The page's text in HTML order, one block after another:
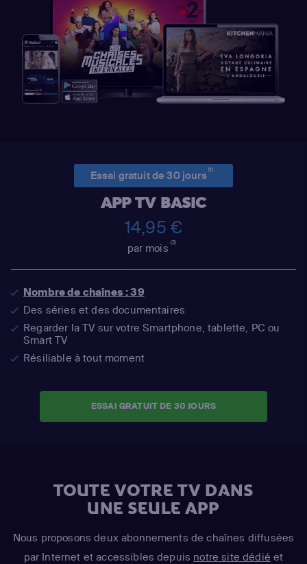
Essai gratuit de 30 jours(1)
APP TV BASIC
14,95 €
par mois(2)
Nombre de chaînes : 39
Des séries et des documentaires
Regarder la TV sur votre Smartphone, tablette, PC ou
Smart TV
Résiliable à tout moment
ESSAI GRATUIT DE 30 JOURS
TOUTE VOTRE TV DANS
UNE SEULE APP
Nous proposons deux abonnements de chaînes diffusées
par Internet et accessibles depuis notre site dédié et